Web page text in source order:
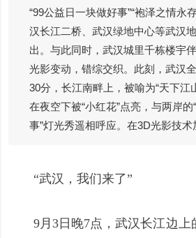
“99公益日一块做好事”“袍泽之情永
汉长江二桥、武汉绿地中心等武汉
出。与此同时，武汉城里千栋楼宇
光影变动，错综交织。此刻，武汉
30分，长江南畔上，被喻为“天下江
在夜空下被“小红花”点亮，与两岸
事”灯光秀遥相呼应。在3D光影技
“武汉，我们来了”
9月3日晚7点，武汉长江边